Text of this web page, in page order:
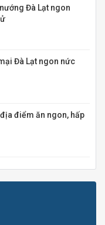
Đà Lạt ngon
Đà Lạt ngon nức
điểm ăn ngon, hấp